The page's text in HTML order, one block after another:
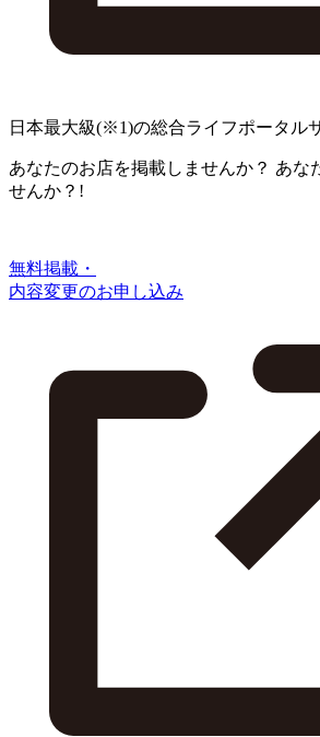
日本最大級(※1)の総合ライフポータル
あなたのお店を掲載しませんか？ あな
せんか？!
無料掲載・
内容変更のお申し込み